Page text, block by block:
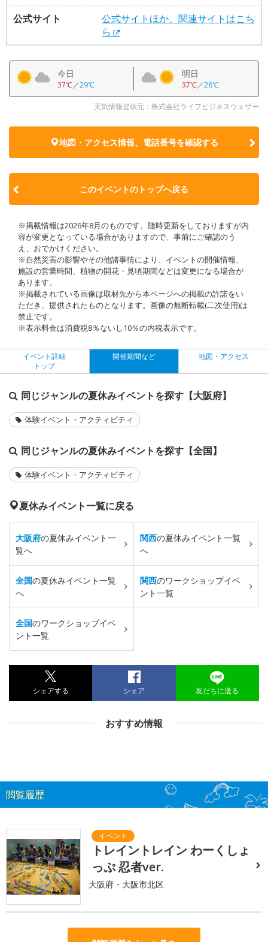
公式サイト
公式サイトほか、関連サイトはこち
ら
今日
37℃／29℃
明日
37℃／28℃
天気情報提供元：株式会社ライフビジネスウェザー
地図・アクセス情報、電話番号を確認する
このイベントのトップへ戻る
※掲載情報は2026年8月のものです。随時更新をしておりますが内
容が変更となっている場合がありますので、事前にご確認のう
え、おでかけください。
※自然災害の影響やその他諸事情により、イベントの開催情報、
施設の営業時間、植物の開花・見頃期間などは変更になる場合が
あります。
※掲載されている画像は取材先から本ページへの掲載の許諾をい
ただき、提供されたものとなります。画像の無断転載(二次使用)は
禁止です。
※表示料金は消費税8％ないし10％の内税表示です。
イベント詳細
トップ
開催期間など 地図・アクセス
同じジャンルの夏休みイベントを探す【大阪府】
体験イベント・アクティビティ
同じジャンルの夏休みイベントを探す【全国】
体験イベント・アクティビティ
夏休みイベント一覧に戻る
大阪府の夏休みイベント一
覧へ
関西の夏休みイベント一覧
へ
全国の夏休みイベント一覧
へ
関西のワークショップイベ
ント一覧
全国のワークショップイベ
ント一覧
シェアする シェア 友だちに送る
おすすめ情報
閲覧履歴
トレイントレイン わーくしょ
っぷ 忍者ver.
大阪府・大阪市北区